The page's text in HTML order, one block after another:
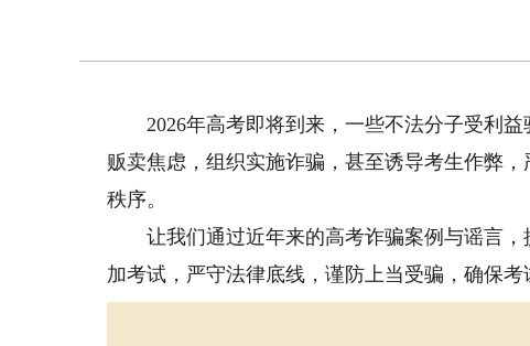
2026年高考即将到来，一些不法分子受利益
贩卖焦虑，组织实施诈骗，甚至诱导考生作弊
秩序。
让我们通过近年来的高考诈骗案例与谣言，
加考试，严守法律底线，谨防上当受骗，确保考